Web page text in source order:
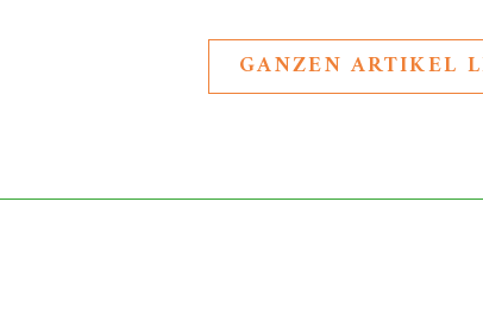
GANZEN ARTIKEL